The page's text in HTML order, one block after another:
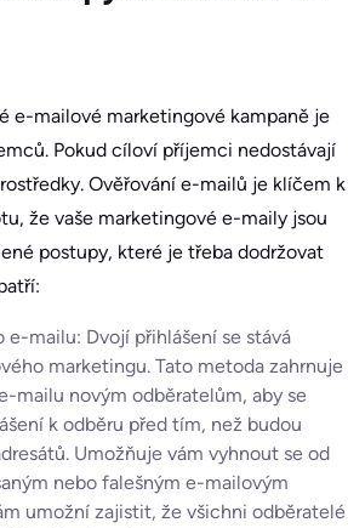
e-mailové marketingové kampaně je
Pokud cíloví příjemci nedostávají
Ověřování e-mailů je klíčem k
že vaše marketingové e-maily jsou
postupy, které je třeba dodržovat
e-mailu: Dvojí přihlášení se stává
marketingu. Tato metoda zahrnuje
mailu novým odběratelům, aby se
k odběru před tím, než budou
Umožňuje vám vyhnout se od
nebo falešným e-mailovým
umožní zajistit, že všichni odběratelé